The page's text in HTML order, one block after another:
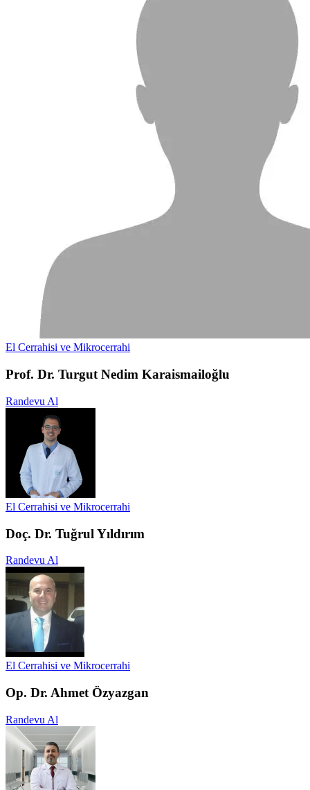
El Cerrahisi ve Mikrocerrahi
Prof. Dr. Turgut Nedim Karaismailoğlu
Randevu Al
El Cerrahisi ve Mikrocerrahi
Doç. Dr. Tuğrul Yıldırım
Randevu Al
El Cerrahisi ve Mikrocerrahi
Op. Dr. Ahmet Özyazgan
Randevu Al